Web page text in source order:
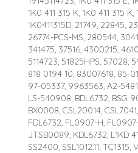
1K0 411 315 K, 1K0 411 315 K,
1K0411315D, 21749, 22845,
26774-PCS-MS, 280544,
341475, 37516, 4300215,
5114723, 51825HPS, 57028,
818 0194 10, 83007618, 85-
97-05337, 9963563, A2-
LS-540908, BDL6732, BSG
BX0008, CSL20014,
FDL6732, FL0907-H,
JTSB0089, KDL6732, L1KD
SS2400, SSL1012.11,